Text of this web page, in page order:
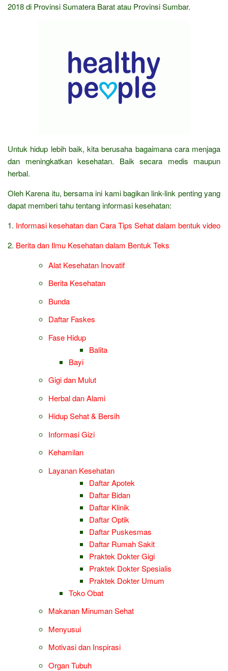
2018 di Provinsi Sumatera Barat atau Provinsi Sumbar.
Untuk hidup lebih baik, kita berusaha bagaimana cara menjaga
dan meningkatkan kesehatan. Baik secara medis maupun
herbal.
Oleh Karena itu, bersama ini kami bagikan link-link penting yang
dapat memberi tahu tentang informasi kesehatan:
1. Informasi kesehatan dan Cara Tips Sehat dalam bentuk video
2. Berita dan Ilmu Kesehatan dalam Bentuk Teks
Alat Kesehatan Inovatif
Berita Kesehatan
Bunda
Daftar Faskes
Fase Hidup
Balita
Bayi
Gigi dan Mulut
Herbal dan Alami
Hidup Sehat & Bersih
Informasi Gizi
Kehamilan
Layanan Kesehatan
Daftar Apotek
Daftar Bidan
Daftar Klinik
Daftar Optik
Daftar Puskesmas
Daftar Rumah Sakit
Praktek Dokter Gigi
Praktek Dokter Spesialis
Praktek Dokter Umum
Toko Obat
Makanan Minuman Sehat
Menyusui
Motivasi dan Inspirasi
Organ Tubuh